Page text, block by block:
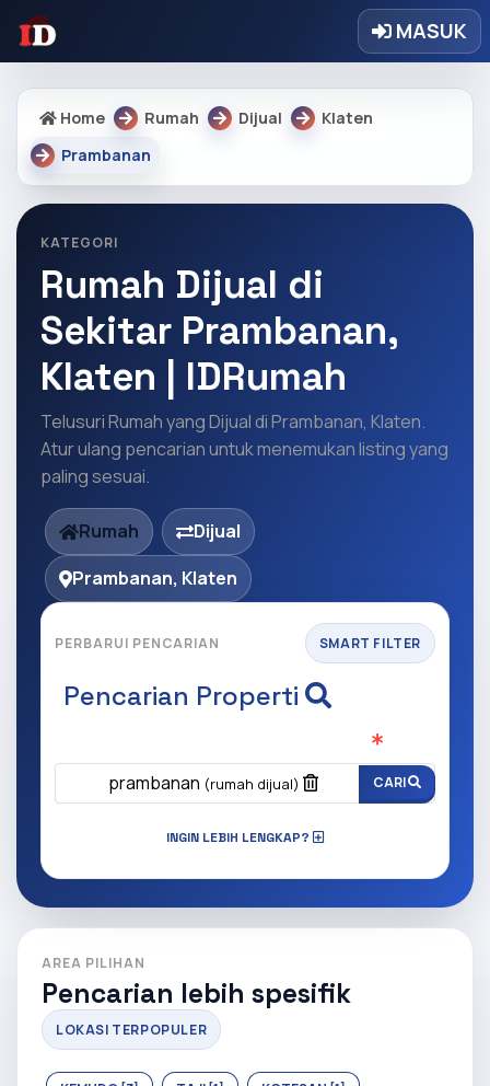
MASUK
Home Rumah Dijual
Klaten
Prambanan
KATEGORI
Rumah Dijual di
Sekitar Prambanan,
Klaten | IDRumah
Telusuri Rumah yang Dijual di Prambanan, Klaten.
Atur ulang pencarian untuk menemukan listing yang
paling sesuai.
Rumah
Dijual
Prambanan, Klaten
PERBARUI PENCARIAN SMART FILTER
Pencarian Properti
prambanan (rumah dijual) CARI
INGIN LEBIH LENGKAP?
AREA PILIHAN
Pencarian lebih spesifik
LOKASI TERPOPULER